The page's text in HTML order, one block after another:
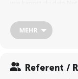
In diesem Webinar
nachbereitest,
3. Wie du dein
MEHR
Referent /